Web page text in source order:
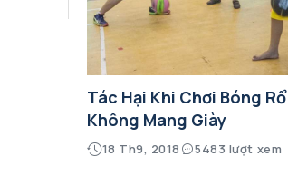
Tác Hại Khi Chơi Bóng Rổ
Không Mang Giày
18 Th9, 2018 5483 lượt xem